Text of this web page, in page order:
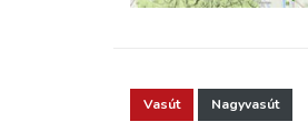
Vasút Nagyvasút